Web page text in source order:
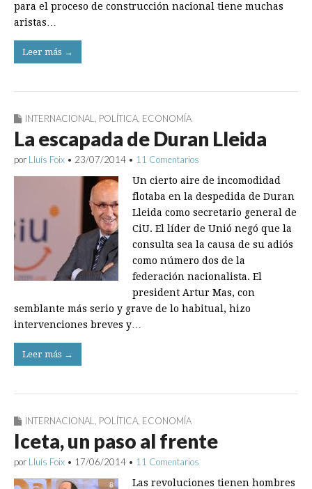
para el proceso de construcción nacional tiene muchas
aristas…
Leer más →
INTERNACIONAL POLÍTICA ECONOMÍA
La escapada de Duran Lleida
por Lluís Foix • 23/07/2014 • 11 Comentarios
Un cierto aire de incomodidad
flotaba en la despedida de Duran
Lleida como secretario general de
CiU. El líder de Unió negó que la
consulta sea la causa de su adiós
como número dos de la
federación nacionalista. El
president Artur Mas, con
semblante más serio y grave de lo habitual, hizo
intervenciones breves y…
Leer más →
INTERNACIONAL POLÍTICA ECONOMÍA
Iceta, un paso al frente
por Lluís Foix • 17/06/2014 • 11 Comentarios
Las revoluciones tienen hombres